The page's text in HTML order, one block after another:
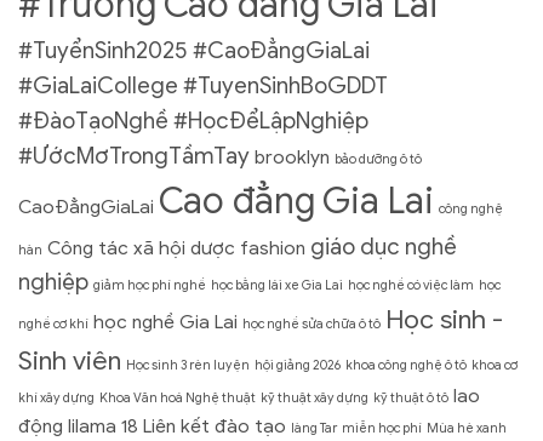
#TuyểnSinh2025 #CaoĐẳngGiaLai
#GiaLaiCollege #TuyenSinhBoGDDT
#ĐàoTạoNghề #HọcĐểLậpNghiệp
#ƯớcMơTrongTầmTay brooklyn bảo dưỡng ô tô
CaoĐẳngGiaLai Cao đẳng Gia Lai công nghệ
hàn Công tác xã hội dược fashion giáo dục nghề
nghiệp giảm học phí nghề học bằng lái xe Gia Lai học nghề có việc làm học
nghề cơ khí học nghề Gia Lai học nghề sửa chữa ô tô Học sinh -
Sinh viên Học sinh 3 rèn luyện hội giảng 2026 khoa công nghệ ô tô khoa cơ
khí xây dựng Khoa Văn hoá Nghệ thuật kỹ thuật xây dựng kỹ thuật ô tô lao
động lilama 18 Liên kết đào tạo làng Tar miễn học phí Mùa hè xanh